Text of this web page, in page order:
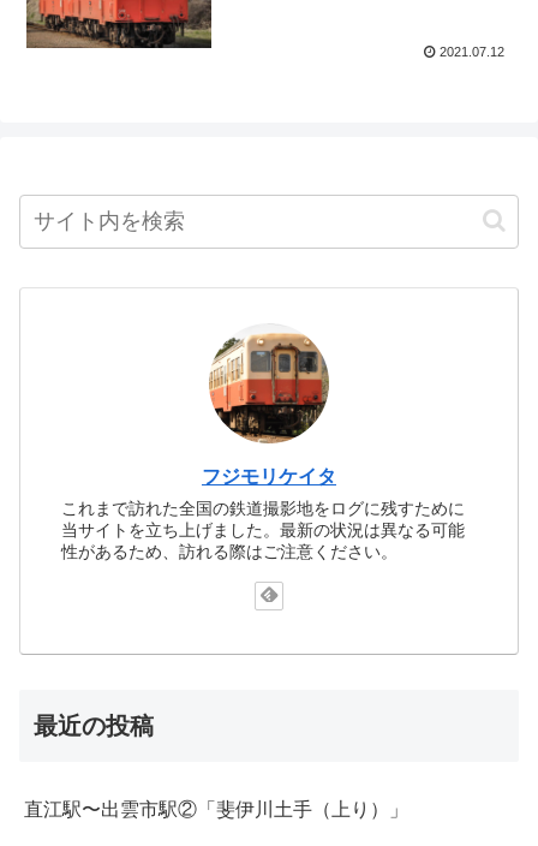
2021.07.12
フジモリケイタ
これまで訪れた全国の鉄道撮影地をログに残すために
当サイトを立ち上げました。最新の状況は異なる可能
性があるため、訪れる際はご注意ください。
最近の投稿
直江駅〜出雲市駅②「斐伊川土手（上り）」